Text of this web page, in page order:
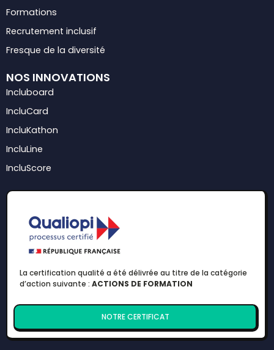
Formations
Recrutement inclusif
Fresque de la diversité
NOS INNOVATIONS
Incluboard
IncluCard
IncluKathon
IncluLine
IncluScore
La certification qualité a été délivrée au titre de la catégorie
d’action suivante : ACTIONS DE FORMATION
NOTRE CERTIFICAT